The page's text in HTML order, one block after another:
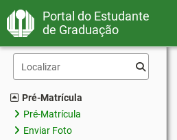
Portal do Estudante
de Graduação
Pré-Matrícula
Pré-Matrícula
Enviar Foto